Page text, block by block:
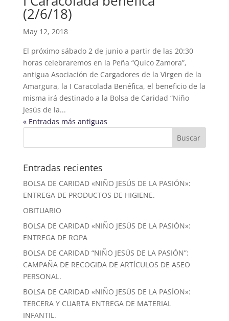
(2/6/18)
May 12, 2018
El próximo sábado 2 de junio a partir de las 20:30
horas celebraremos en la Peña “Quico Zamora”,
antigua Asociación de Cargadores de la Virgen de la
Amargura, la I Caracolada Benéfica, el beneficio de la
misma irá destinado a la Bolsa de Caridad “Niño
Jesús de la...
« Entradas más antiguas
Entradas recientes
BOLSA DE CARIDAD «NIÑO JESÚS DE LA PASIÓN»:
ENTREGA DE PRODUCTOS DE HIGIENE.
OBITUARIO
BOLSA DE CARIDAD «NIÑO JESÚS DE LA PASIÓN»:
ENTREGA DE ROPA
BOLSA DE CARIDAD “NIÑO JESÚS DE LA PASIÓN”:
CAMPAÑA DE RECOGIDA DE ARTÍCULOS DE ASEO
PERSONAL.
BOLSA DE CARIDAD «NIÑO JESÚS DE LA PASÍON»:
TERCERA Y CUARTA ENTREGA DE MATERIAL
INFANTIL.